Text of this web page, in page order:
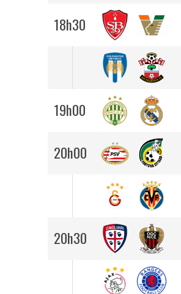
18h30
19h00
20h00
20h30